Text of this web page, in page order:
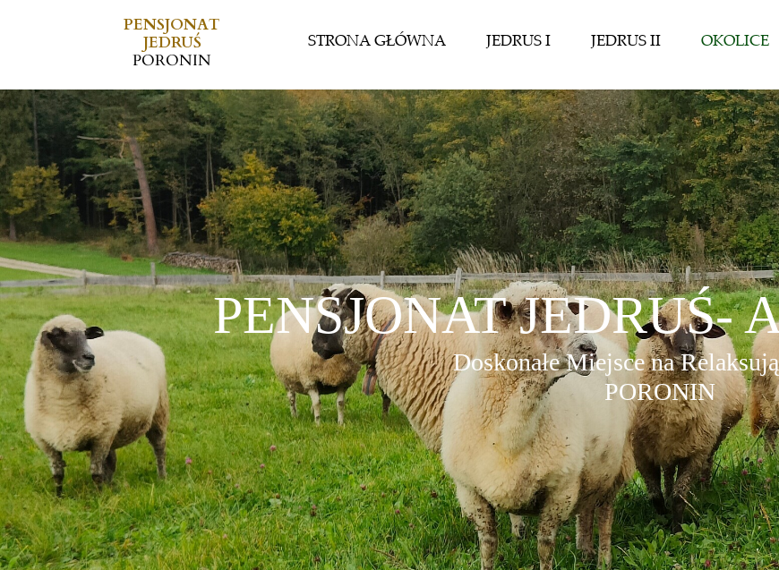
STRONA GŁÓWNA JEDRUS I JEDRUS II OKOLICE
PENSJONAT
JEDRUŚ
PORONIN
PENSJONAT JEDRUŚ-
Doskonałe Miejsce na
PORONIN